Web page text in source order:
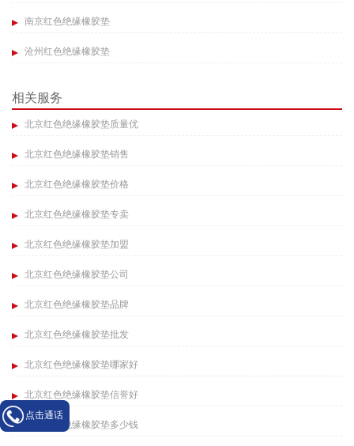
南京红色绝缘橡胶垫
沧州红色绝缘橡胶垫
相关服务
北京红色绝缘橡胶垫质量优
北京红色绝缘橡胶垫销售
北京红色绝缘橡胶垫价格
北京红色绝缘橡胶垫专卖
北京红色绝缘橡胶垫加盟
北京红色绝缘橡胶垫公司
北京红色绝缘橡胶垫品牌
北京红色绝缘橡胶垫批发
北京红色绝缘橡胶垫哪家好
北京红色绝缘橡胶垫信誉好
北京红色绝缘橡胶垫多少钱
点击通话